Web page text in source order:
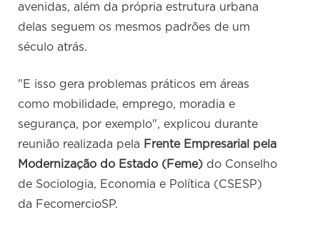
avenidas, além da própria estrutura urbana
delas seguem os mesmos padrões de um
século atrás.
"E isso gera problemas práticos em áreas
como mobilidade, emprego, moradia e
segurança, por exemplo", explicou durante
reunião realizada pela Frente Empresarial pela
Modernização do Estado (Feme) do Conselho
de Sociologia, Economia e Política (CSESP)
da FecomercioSP.